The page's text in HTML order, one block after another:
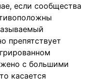
если сообщества
препятствует
с большими
касается